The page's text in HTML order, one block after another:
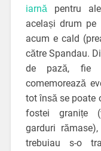
iarnă pentru
același drum pe
acum e cald
către Spandau.
de pază, fie
comemorează
tot însă se poate
fostei granițe
garduri
trebuiau s-o